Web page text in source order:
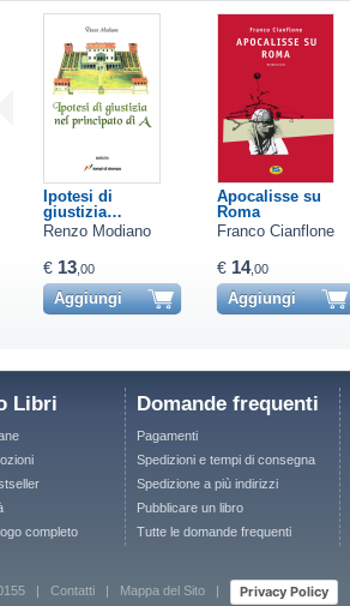
Ipotesi di
giustizia…
Renzo Modiano
€ 13,00
Aggiungi
Apocalisse su
Roma
Franco Cianflone
€ 14,00
Aggiungi
Libri
completo
Domande frequenti
Pagamenti
Spedizioni e tempi di consegna
Spedizione a più indirizzi
Pubblicare un libro
Tutte le domande frequenti
| Contatti Mappa del Sito Privacy Policy